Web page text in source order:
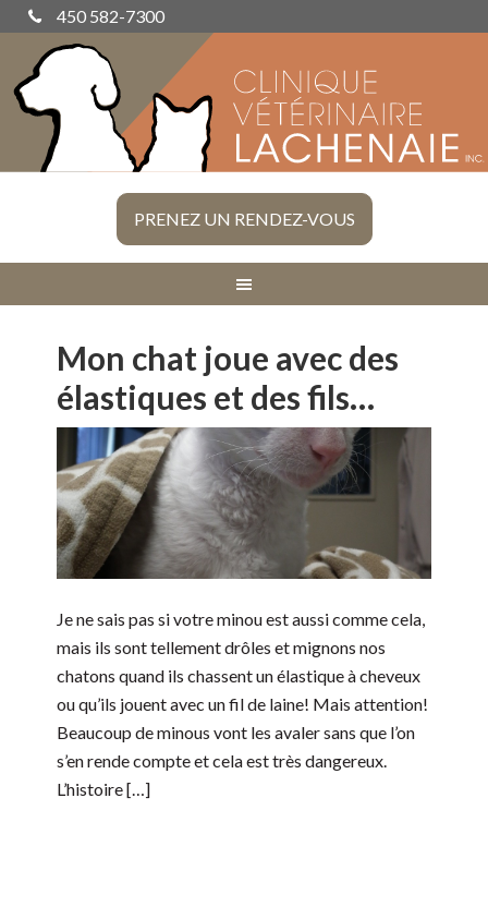
450 582-7300
PRENEZ UN RENDEZ-VOUS
Mon chat joue avec des
élastiques et des fils…
Je ne sais pas si votre minou est aussi comme cela,
mais ils sont tellement drôles et mignons nos
chatons quand ils chassent un élastique à cheveux
ou qu’ils jouent avec un fil de laine! Mais attention!
Beaucoup de minous vont les avaler sans que l’on
s’en rende compte et cela est très dangereux.
L’histoire […]